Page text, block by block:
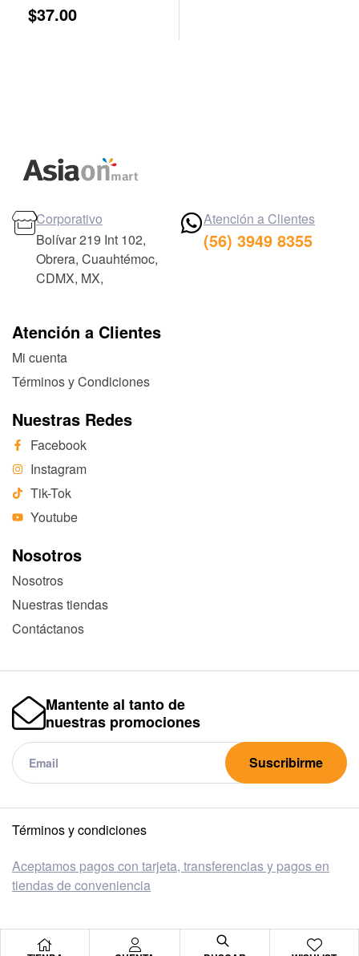
en5.00
de 5
$37.00
Atención a Clientes
Mi cuenta
Términos y Condiciones
Nuestras Redes
Facebook
Instagram
Tik-Tok
Youtube
Nosotros
Nosotros
Nuestras tiendas
Contáctanos
Corporativo
Bolívar 219 Int 102,
Obrera, Cuauhtémoc,
CDMX, MX,
Atención a Clientes
(56) 3949 8355
Mantente al tanto de
nuestras promociones
Suscribirme
Términos y condiciones
Aceptamos pagos con tarjeta, transferencias y pagos en
tiendas de conveniencia